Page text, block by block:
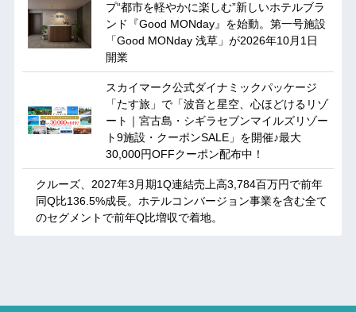
プ“都市を軽やかに楽しむ”新しいホテルブラ
ンド『Good MONday』を始動。第一号施設
「Good MONday 浅草」が2026年10月1日
開業
スカイマーク公式ダイナミックパッケージ
「たす旅」で「波音と星空、心ほどけるリゾ
ート｜宮古島・シギラセブンマイルズリゾー
ト9施設・クーポンSALE」を開催♪最大
30,000円OFFクーポン配布中！
クルーズ、2027年3月期1Q連結売上高3,784百万円で前年
同Q比136.5%成長。ホテルコンバージョン事業を含む全て
のセグメントで前年Q比増収で着地。